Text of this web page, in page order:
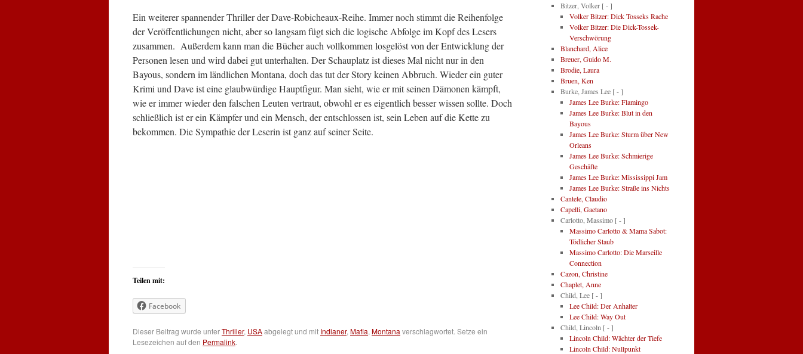
Ein weiterer spannender Thriller der Dave-Robicheaux-Reihe. Immer noch stimmt die Reihenfolge
der Veröffentlichungen nicht, aber so langsam fügt sich die logische Abfolge im Kopf des Lesers
zusammen. Außerdem kann man die Bücher auch vollkommen losgelöst von der Entwicklung der
Personen lesen und wird dabei gut unterhalten. Der Schauplatz ist dieses Mal nicht nur in den
Bayous, sondern im ländlichen Montana, doch das tut der Story keinen Abbruch. Wieder ein guter
Krimi und Dave ist eine glaubwürdige Hauptfigur. Man sieht, wie er mit seinen Dämonen kämpft,
wie er immer wieder den falschen Leuten vertraut, obwohl er es eigentlich besser wissen sollte. Doch
schließlich ist er ein Kämpfer und ein Mensch, der entschlossen ist, sein Leben auf die Kette zu
bekommen. Die Sympathie der Leserin ist ganz auf seiner Seite.
Teilen mit:
Facebook
Dieser Beitrag wurde unterThriller, USAabgelegt und mit Indianer, Mafia, Montana verschlagwortet. Setze ein
Lesezeichen auf den Permalink.
Bitzer, Volker [ - ]
Volker Bitzer: Dick Tosseks Rache
Volker Bitzer: Die Dick-Tossek-
Verschwörung
Blanchard, Alice
Breuer, Guido M.
Brodie, Laura
Bruen, Ken
Burke, James Lee [ - ]
James Lee Burke: Flamingo
James Lee Burke: Blut in den
Bayous
James Lee Burke: Sturm über New
Orleans
James Lee Burke: Schmierige
Geschäfte
James Lee Burke: Mississippi Jam
James Lee Burke: Straße ins Nichts
Cantele, Claudio
Capelli, Gaetano
Carlotto, Massimo [ - ]
Massimo Carlotto & Mama Sabot:
Tödlicher Staub
Massimo Carlotto: Die Marseille
Connection
Cazon, Christine
Chaplet, Anne
Child, Lee [ - ]
Lee Child: Der Anhalter
Lee Child: Way Out
Child, Lincoln [ - ]
Lincoln Child: Wächter der Tiefe
Lincoln Child: Nullpunkt